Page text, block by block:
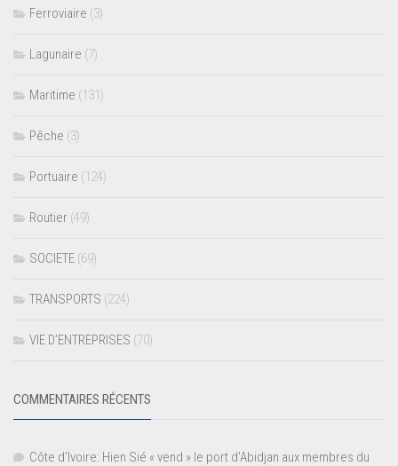
Ferroviaire (3)
Lagunaire (7)
Maritime (131)
Pêche (3)
Portuaire (124)
Routier (49)
SOCIETE (69)
TRANSPORTS (224)
VIE D’ENTREPRISES (70)
COMMENTAIRES RÉCENTS
Côte d'Ivoire: Hien Sié « vend » le port d'Abidjan aux membres du